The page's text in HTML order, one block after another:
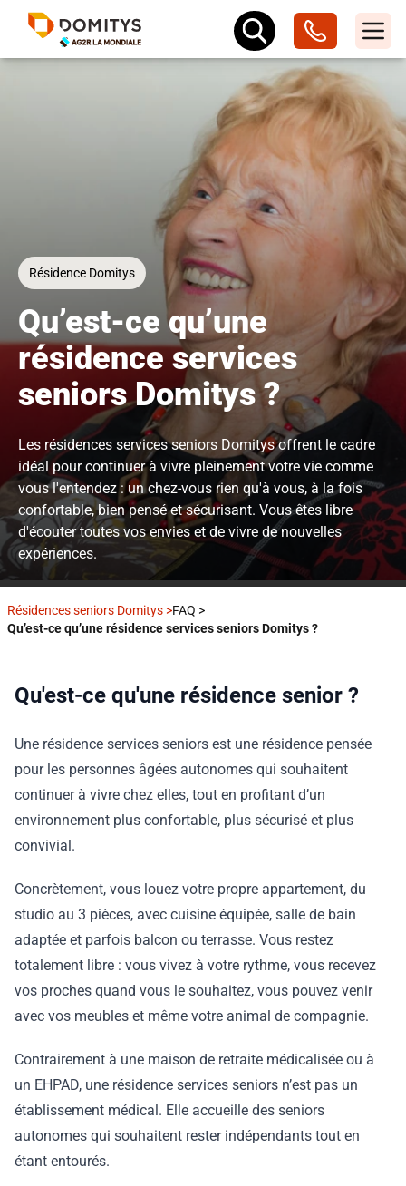
Résidence Domitys
Qu’est-ce qu’une
résidence services
seniors Domitys ?
Les résidences services seniors Domitys offrent le cadre
idéal pour continuer à vivre pleinement votre vie comme
vous l'entendez : un chez-vous rien qu'à vous, à la fois
confortable, bien pensé et sécurisant. Vous êtes libre
d'écouter toutes vos envies et de vivre de nouvelles
expériences.
Résidences seniors Domitys >FAQ >
Qu’est-ce qu’une résidence services seniors Domitys ?
Qu'est-ce qu'une résidence senior ?
Une résidence services seniors est une résidence pensée
pour les personnes âgées autonomes qui souhaitent
continuer à vivre chez elles, tout en profitant d’un
environnement plus confortable, plus sécurisé et plus
convivial.
Concrètement, vous louez votre propre appartement, du
studio au 3 pièces, avec cuisine équipée, salle de bain
adaptée et parfois balcon ou terrasse. Vous restez
totalement libre : vous vivez à votre rythme, vous recevez
vos proches quand vous le souhaitez, vous pouvez venir
avec vos meubles et même votre animal de compagnie.
Contrairement à une maison de retraite médicalisée ou à
un EHPAD, une résidence services seniors n’est pas un
établissement médical. Elle accueille des seniors
autonomes qui souhaitent rester indépendants tout en
étant entourés.